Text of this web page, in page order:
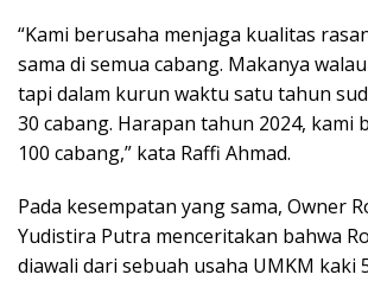
“Kami berusaha menjaga kualitas
sama di semua cabang. Makanya
tapi dalam kurun waktu satu tahun
30 cabang. Harapan tahun 2024, kami
100 cabang,” kata Raffi Ahmad.
Pada kesempatan yang sama, Owner
Yudistira Putra menceritakan bahwa
diawali dari sebuah usaha UMKM kaki